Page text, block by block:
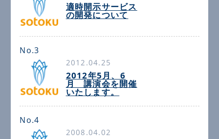
適時開示サービス
の開発について
No.3
2012.04.25
2012年5月、6
月 講演会を開催
いたします。
No.4
2008.04.02